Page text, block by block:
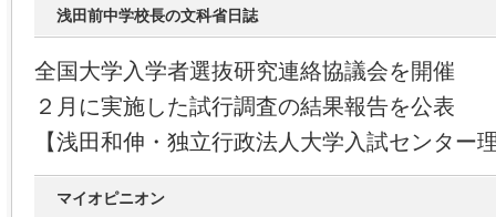
浅田前中学校長の文科省日誌
全国大学入学者選抜研究連絡協議会を開催
２月に実施した試行調査の結果報告を公表
【浅田和伸・独立行政法人大学入試センター
マイオピニオン